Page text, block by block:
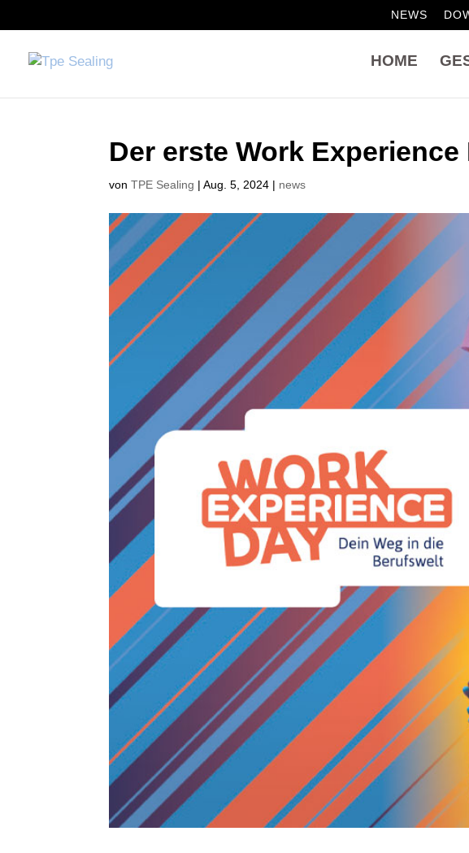
NEWS
HOME
Der erste Work
vonTPE Sealing |Aug. 5, 2024 | news